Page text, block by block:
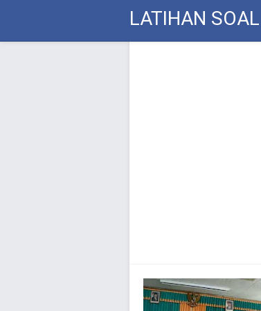
LATIHAN